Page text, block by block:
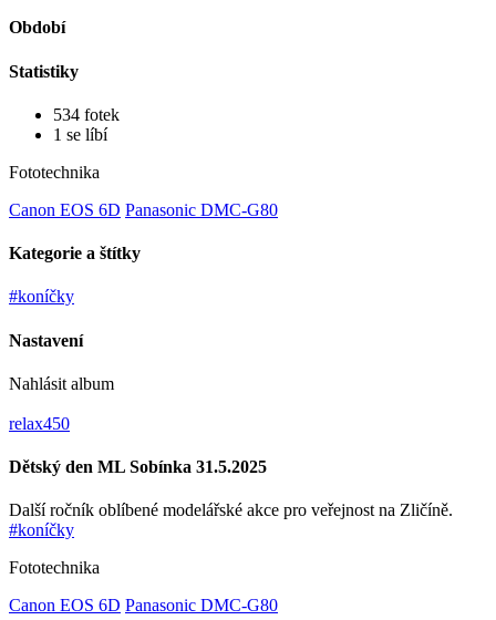
Období
Statistiky
534 fotek
1 se líbí
Fototechnika
Canon EOS 6D Panasonic DMC-G80
Kategorie a štítky
#koníčky
Nastavení
Nahlásit album
relax450
Dětský den ML Sobínka 31.5.2025
Další ročník oblíbené modelářské akce pro veřejnost na Zličíně.
#koníčky
Fototechnika
Canon EOS 6D Panasonic DMC-G80